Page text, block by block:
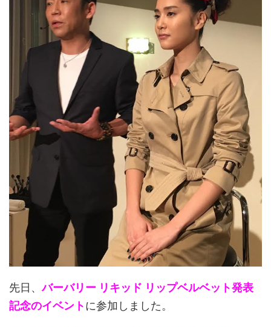
先日、バーバリー リキッド リップベルベット発表
記念のイベントに参加しました。